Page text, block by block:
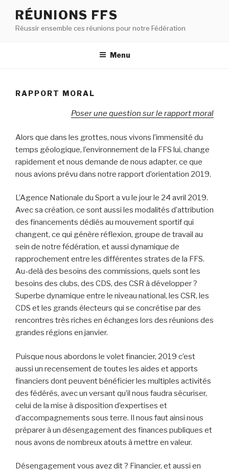
RÉUNIONS FFS
Réussir ensemble ces réunions pour notre Fédération
Menu
RAPPORT MORAL
Poser une question sur le rapport moral
Alors que dans les grottes, nous vivons l’immensité du
temps géologique, l’environnement de la FFS lui, change
rapidement et nous demande de nous adapter, ce que
nous avions prévu dans notre rapport d’orientation 2019.
L’Agence Nationale du Sport a vu le jour le 24 avril 2019.
Avec sa création, ce sont aussi les modalités d’attribution
des financements dédiés au mouvement sportif qui
changent, ce qui génère réflexion, groupe de travail au
sein de notre fédération, et aussi dynamique de
rapprochement entre les différentes strates de la FFS.
Au-delà des besoins des commissions, quels sont les
besoins des clubs, des CDS, des CSR à développer ?
Superbe dynamique entre le niveau national, les CSR, les
CDS et les grands électeurs qui se concrétise par des
rencontres très riches en échanges lors des réunions des
grandes régions en janvier.
Puisque nous abordons le volet financier, 2019 c’est
aussi un recensement de toutes les aides et apports
financiers dont peuvent bénéficier les multiples activités
des fédérés, avec un versant qu’il nous faudra sécuriser,
celui de la mise à disposition d’expertises et
d’accompagnements sous terre. Il nous faut ainsi nous
préparer à un désengagement des finances publiques et
nous avons de nombreux atouts à mettre en valeur.
Désengagement vous avez dit ? Financier, et aussi en